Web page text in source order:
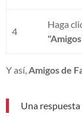
4
Haga
Y así, Amigos de
Una